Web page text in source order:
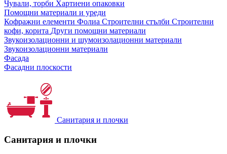
Чували, торби Хартиени опаковки
Помощни материали и уреди
Кофражни елементи Фолиа Строителни стълби Строителни
кофи, корита Други помощни материали
Звукоизолационни и шумоизолационни материали
Звукоизолационни материали
Фасада
Фасадни плоскости
Санитария и плочки
Санитария и плочки